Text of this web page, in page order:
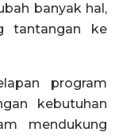
banyak hal,
tantangan ke
program
kebutuhan
mendukung